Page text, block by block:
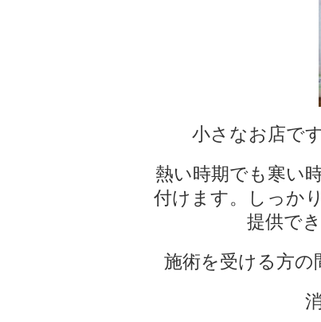
小さなお店で
熱い時期でも寒い
付けます。しっか
提供で
施術を受ける方の